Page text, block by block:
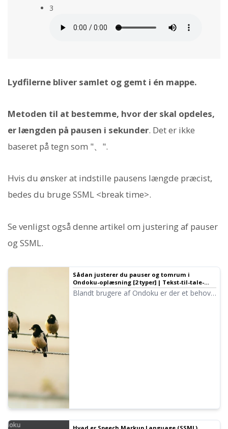
3
Lydfilerne bliver samlet og gemt i én mappe.
Metoden til at bestemme, hvor der skal opdeles,
er længden på pausen i sekunder. Det er ikke
baseret på tegn som "、".
Hvis du ønsker at indstille pausens længde præcist,
bedes du bruge SSML <break time>.
Se venligst også denne artikel om justering af pauser
og SSML.
Sådan justerer du pauser og tomrum i
Ondoku-oplæsning [2 typer] | Tekst-til-tale-
software Ondoku
Blandt brugere af Ondoku er der et behov